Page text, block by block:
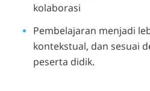
kolaborasi
Pembelajaran menjadi
kontekstual, dan sesuai
peserta didik.